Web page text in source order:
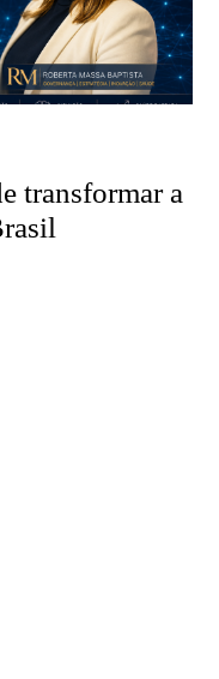
transformar a